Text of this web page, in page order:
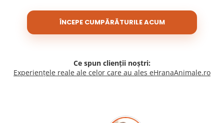
ÎNCEPE CUMPĂRĂTURILE ACUM
Ce spun clienții noștri:
Experiențele reale ale celor care au ales eHranaAnimale.ro